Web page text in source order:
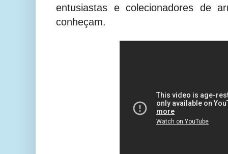
entusiastas e colecionadores de
conheçam.